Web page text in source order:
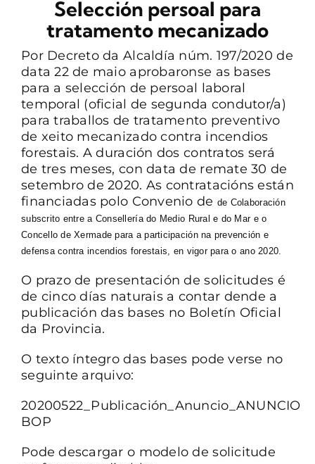
CONTACTO
Selección persoal para
tratamento mecanizado
Por Decreto da Alcaldía núm. 197/2020 de
data 22 de maio aprobaronse as bases
para a selección de persoal laboral
temporal (oficial de segunda condutor/a)
para traballos de tratamento preventivo
de xeito mecanizado contra incendios
forestais. A duración dos contratos será
de tres meses, con data de remate 30 de
setembro de 2020. As contratacións están
financiadas polo Convenio de de Colaboración
subscrito entre a Consellería do Medio Rural e do Mar e o
Concello de Xermade para a participación na prevención e
defensa contra incendios forestais, en vigor para o ano 2020.
O prazo de presentación de solicitudes é
de cinco días naturais a contar dende a
publicación das bases no Boletín Oficial
da Provincia.
O texto íntegro das bases pode verse no
seguinte arquivo:
20200522_Publicación_Anuncio_ANUNCIO
BOP
Pode descargar o modelo de solicitude